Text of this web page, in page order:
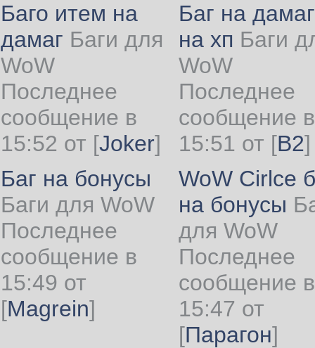
Баго итем на
дамаг Баги для
WoW
Последнее
сообщение в
15:52 от [Joker]
Баг на
на хп Баги
WoW
Последнее
сообщение в
15:51 от [B2]
Баг на бонусы
Баги для WoW
Последнее
сообщение в
15:49 от
[Magrein]
WoW Cirlce
на бонусы
для WoW
Последнее
сообщение в
15:47 от
[Парагон]